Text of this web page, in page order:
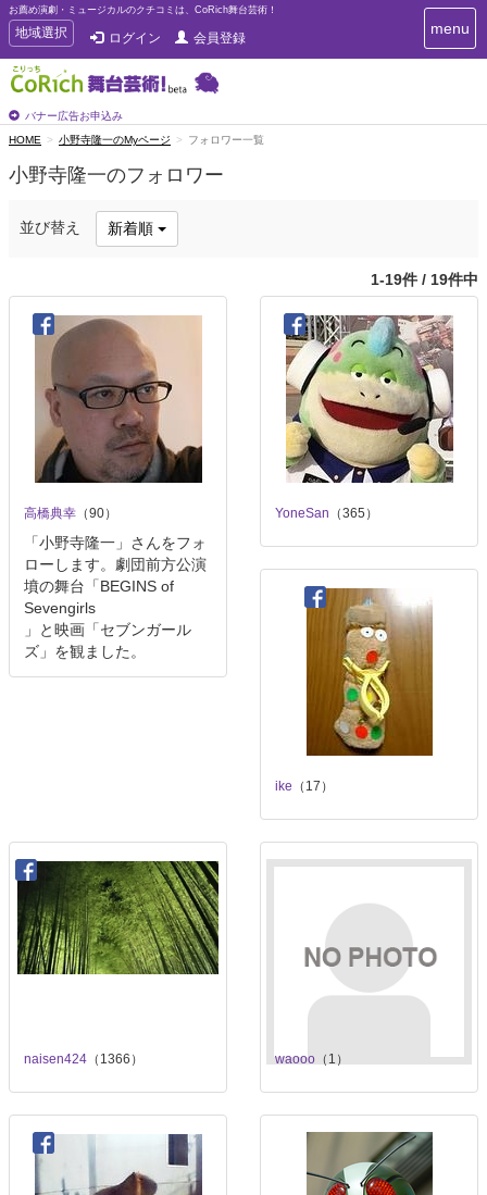
お薦め演劇・ミュージカルのクチコミは、CoRich舞台芸術！
T
o
g
g
e
n
v
a
地域選択 ログイン 会員登録
バナー広告お申込み
T
o
t
o
n
menu
HOME 小野寺隆一のMyページ フォロワー一覧
小野寺隆一のフォロワー
並び替え 新着順
1-19件 / 19件中
高橋典幸 （90）
「小野寺隆一」さんをフォ
ローします。劇団前方公演
墳の舞台「BEGINS of
Sevengirls
」と映画「セブンガール
ズ」を観ました。
YoneSan （365）
ike （17）
naisen424 （1366） waooo （1）